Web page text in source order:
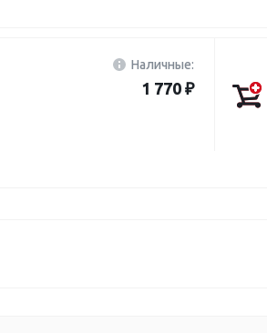
Наличные:
1 770 ₽